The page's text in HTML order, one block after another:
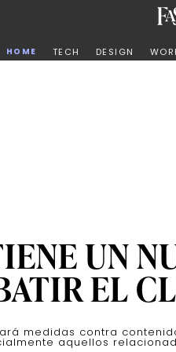
HOME TECH DESIGN
UN
EL
medidas contra
aquellos